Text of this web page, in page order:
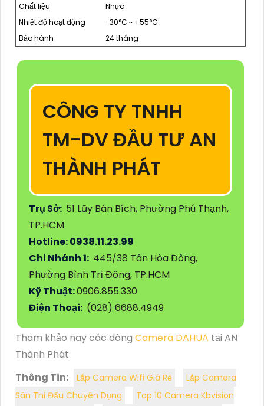
Chất liệu
Nhựa
Nhiệt độ hoạt động
-30°C ~ +55°C
Bảo hành
24 tháng
CÔNG TY TNHH
TM-DV ĐẦU TƯ AN
THÀNH PHÁT
Trụ Sở: 51 Lũy Bán Bích, Phường Phú Thạnh,
TP.HCM
Hotline: 0938.11.23.99
Chi Nhánh 1: 445/38 Tân Hòa Đông,
Phường Bình Trị Đông, TP.HCM
Kỹ Thuật:0906.855.330
Điện Thoại: (028) 6688.4949
Tham khảo nay các dòng Camera DAHUA tại AN
Thành Phát
Thông Tin:
Lắp Camera Wifi Giá Rẻ
Lắp Camera
Sân Thi Đấu Chuyên Dụng
Top 10 Camera Kbvision